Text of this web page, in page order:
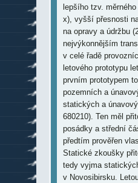
lepšího tzv.
x), vyšší přesnosti
na opravy a údržbu
nejvýkonnějším
v celé řadě
letového prototypu
prvním prototypem
pozemních a
statických a
680210). Ten měl
posádky a střední
předtím prověřen
Statické zkoušky
tedy vyjma
v Novosibirsku.